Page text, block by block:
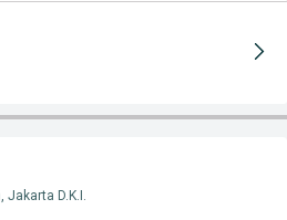
Jakarta D.K.I.